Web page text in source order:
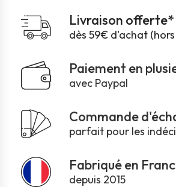
Livraison offerte*
dès 59€ d'achat
Paiement en
avec Paypal
Commande
parfait pour les
Fabriqué en
depuis 2015